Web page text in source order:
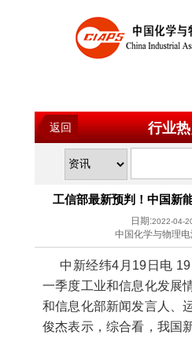
返回 行业
工信部最新预判！中国新
日期:2022-04-
中国化学与物理
中新经纬4月19日电
一季度工业和信息化发展
和信息化部新闻发言人、
俊杰表示，综合看，我国